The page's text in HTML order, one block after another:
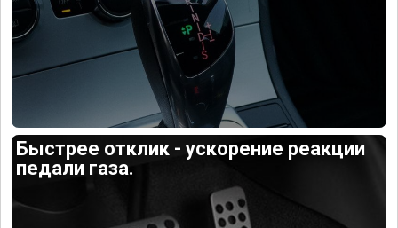
Быстрее отклик - ускорение реакции
педали газа.